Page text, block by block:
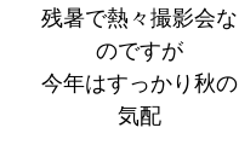
残暑で熱々撮影会な
のですが
今年はすっかり秋の
気配